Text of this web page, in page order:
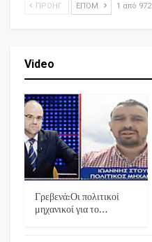
ΠΡΟΗΓ. ΕΠΌΜ. 1 από 972
Video
Γρεβενά:Οι πολιτικοί
μηχανικοί για το…